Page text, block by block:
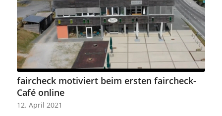
faircheck motiviert beim ersten faircheck-
Café online
12. April 2021